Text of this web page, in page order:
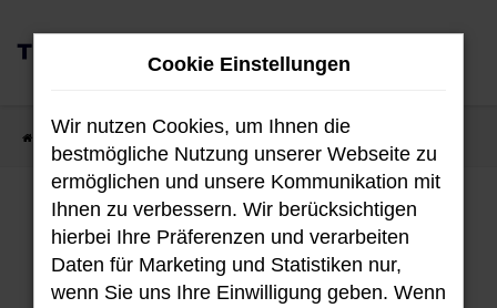
Zum
Hauptinhalt
Fahrzeug-Showroom
Cookie Einstellungen
Wir nutzen Cookies, um Ihnen die
bestmögliche Nutzung unserer Webseite zu
ermöglichen und unsere Kommunikation mit
Ihnen zu verbessern. Wir berücksichtigen
hierbei Ihre Präferenzen und verarbeiten
Daten für Marketing und Statistiken nur,
wenn Sie uns Ihre Einwilligung geben. Wenn